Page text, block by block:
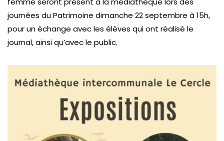
journées du Patrimoine dimanche 22 septembre à 15h,
pour un échange avec les élèves qui ont réalisé le
journal, ainsi qu’avec le public.